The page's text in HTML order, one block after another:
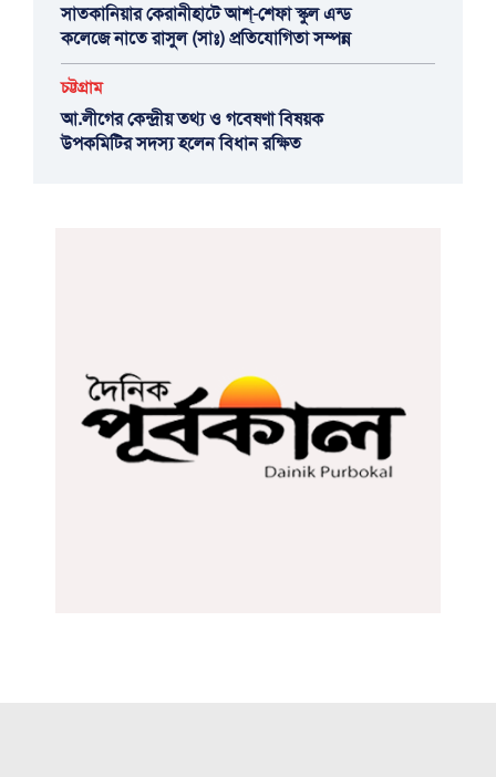
সাতকানিয়ার কেরানীহাটে আশ্-শেফা স্কুল এন্ড
কলেজে নাতে রাসুল (সাঃ) প্রতিযোগিতা সম্পন্ন
চট্টগ্রাম
আ.লীগের কেন্দ্রীয় তথ্য ও গবেষণা বিষয়ক
উপকমিটির সদস্য হলেন বিধান রক্ষিত